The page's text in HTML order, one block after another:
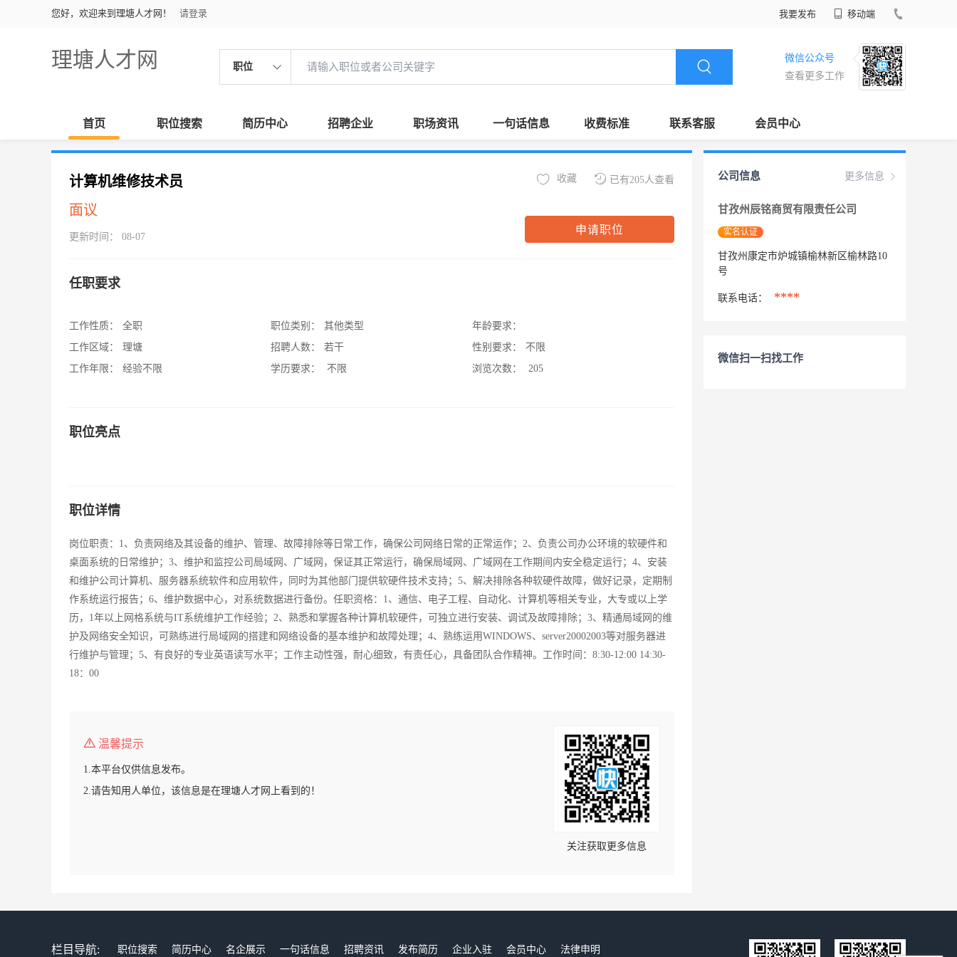
您好，欢迎来到理塘人才网！ 请登录 我要发布 移动端
理塘人才网 职位
微信公众号
查看更多工作
首页 职位搜索 简历中心 招聘企业 职场资讯 一句话信息 收费标准 联系客服 会员中心
计算机维修技术员
面议
更新时间： 08-07
已有205人查看
收藏
申请职位
任职要求
工作性质：
全职
工作区域：
理塘
工作年限：
经验不限
职位类别：
其他类型
招聘人数：
若干
学历要求：
不限
年龄要求：
性别要求：
不限
浏览次数：
205
职位亮点
职位详情
岗位职责：1、负责网络及其设备的维护、管理、故障排除等日常工作，确保公司网络日常的正常运作；2、负责公司办公环境的软硬件和
桌面系统的日常维护；3、维护和监控公司局域网、广域网，保证其正常运行，确保局域网、广域网在工作期间内安全稳定运行；4、安装
和维护公司计算机、服务器系统软件和应用软件，同时为其他部门提供软硬件技术支持；5、解决排除各种软硬件故障，做好记录，定期制
作系统运行报告；6、维护数据中心，对系统数据进行备份。任职资格：1、通信、电子工程、自动化、计算机等相关专业，大专或以上学
历，1年以上网格系统与IT系统维护工作经验；2、熟悉和掌握各种计算机软硬件，可独立进行安装、调试及故障排除；3、精通局域网的维
护及网络安全知识，可熟练进行局域网的搭建和网络设备的基本维护和故障处理；4、熟练运用WINDOWS、server20002003等对服务器进
行维护与管理；5、有良好的专业英语读写水平；工作主动性强，耐心细致，有责任心，具备团队合作精神。工作时间：8:30-12:00 14:30-
18：00
温馨提示
1.本平台仅供信息发布。
2.请告知用人单位，该信息是在理塘人才网上看到的！
关注获取更多信息
更多信息
公司信息
甘孜州辰铭商贸有限责任公司
实名认证
甘孜州康定市炉城镇榆林新区榆林路10
号
联系电话： ****
微信扫一扫找工作
栏目导航: 职位搜索 简历中心 名企展示 一句话信息 招聘资讯 发布简历 企业入驻 会员中心 法律申明